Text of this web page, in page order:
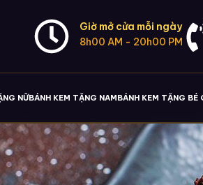
Giờ mở cửa mỗi ngày
8h00 AM - 20h00 PM
NỮBÁNH KEM TẶNG NAMBÁNH KEM TẶNG BÉ